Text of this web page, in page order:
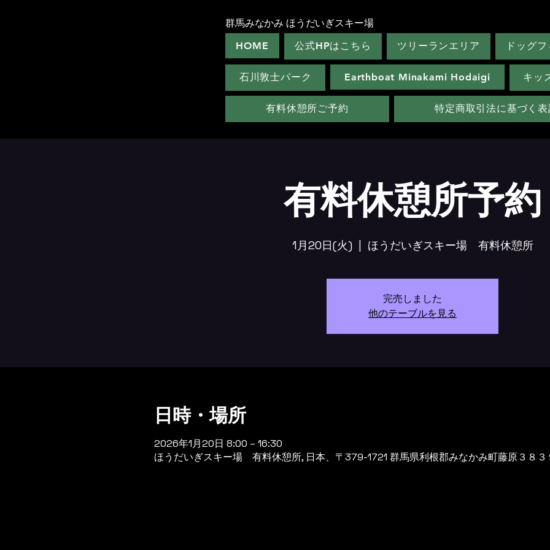
群馬みなかみ ほうだいぎスキー場
HOME 公式HPはこちら ツリーランエリア ドッグ
石川敦士パーク Earthboat Minakami Hodaigi キッ
有料休憩所ご予約 特定商取引法に基づく
有料休憩所予約
1月20日(火)
  |
ほうだいぎスキー場 有料休憩所
完売しました
他のテーブルを見る
日時・場所
2026年1月20日 8:00 – 16:30
ほうだいぎスキー場 有料休憩所, 日本、〒379-1721 群馬県利根郡みなかみ町藤原３８３